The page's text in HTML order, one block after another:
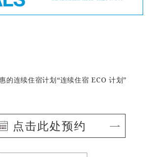
的连续住宿计划“连续住宿 ECO 计划”
点击此处预约